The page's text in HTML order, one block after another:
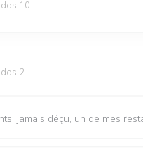
10
2
jamais déçu, un de mes